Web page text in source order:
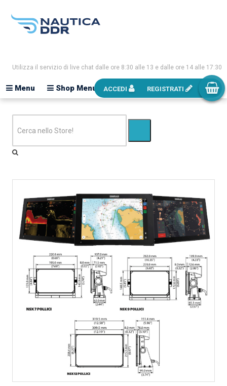
Utilizza il servizio di live chat dalle ore 8:30 alle 13 e dalle ore 14 alle 17:30
Shop Menu
Menu ACCEDI REGISTRATI